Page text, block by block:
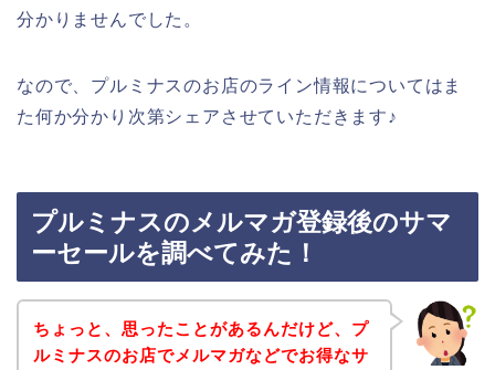
分かりませんでした。
なので、プルミナスのお店のライン情報についてはま
た何か分かり次第シェアさせていただきます♪
プルミナスのメルマガ登録後のサマ
ーセールを調べてみた！
ちょっと、思ったことがあるんだけど、プ
ルミナスのお店でメルマガなどでお得なサ